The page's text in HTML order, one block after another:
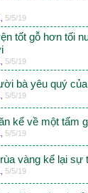
5/5/19
tốt gỗ hơn tối
5/5/19
bà yêu quý
5/5/19
kể về một tấm
5/5/19
vàng kể lại sự
5/5/19